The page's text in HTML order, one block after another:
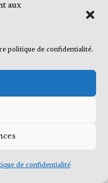
aux
politique de confidentialité.
de confidentialité
tous droits